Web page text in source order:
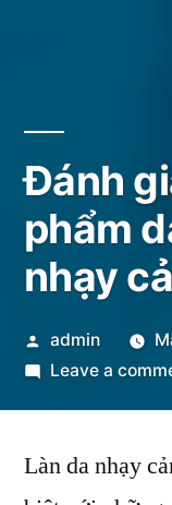
Đánh
phẩm
nhạy
Posted
by
admin
Leave a
Làn da nhạy